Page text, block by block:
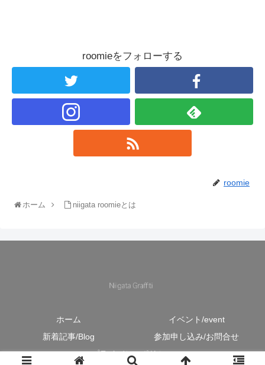
roomieをフォローする
roomie
ホーム niigata roomieとは
ホーム
イベント/event
新着記事/Blog
参加申し込み/お問合せ
プライバシーポリシー